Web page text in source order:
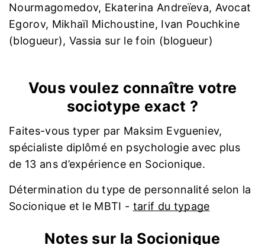
Nourmagomedov, Ekaterina Andreïeva, Avocat
Egorov, Mikhaïl Michoustine, Ivan Pouchkine
(blogueur), Vassia sur le foin (blogueur)
Vous voulez connaître votre
sociotype exact ?
Faites-vous typer par Maksim Evgueniev,
spécialiste diplômé en psychologie avec plus
de 13 ans d’expérience en Socionique.
Détermination du type de personnalité selon la
Socionique et le MBTI - tarif du typage
Notes sur la Socionique